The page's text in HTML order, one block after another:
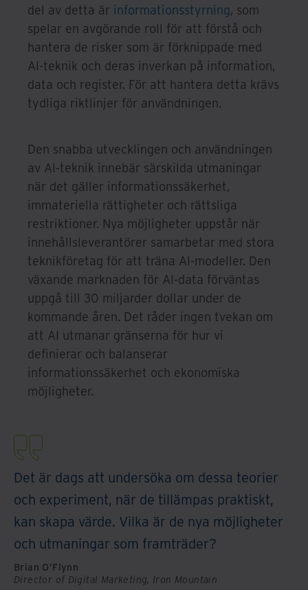
del av detta är informationsstyrning, som
spelar en avgörande roll för att förstå och
hantera de risker som är förknippade med
AI-teknik och deras inverkan på information,
data och register. För att hantera detta krävs
tydliga riktlinjer för användningen.
Den snabba utvecklingen och användningen
av AI-teknik innebär särskilda utmaningar
när det gäller informationssäkerhet,
immateriella rättigheter och rättsliga
restriktioner. Nya möjligheter uppstår när
innehållsleverantörer samarbetar med stora
teknikföretag för att träna AI-modeller. Den
växande marknaden för AI-data förväntas
uppgå till 30 miljarder dollar under de
kommande åren. Det råder ingen tvekan om
att AI utmanar gränserna för hur vi
definierar och balanserar
informationssäkerhet och ekonomiska
möjligheter.
Det är dags att undersöka om dessa teorier
och experiment, när de tillämpas praktiskt,
kan skapa värde. Vilka är de nya möjligheter
och utmaningar som framträder?
Brian O’Flynn
Director of Digital Marketing, Iron Mountain